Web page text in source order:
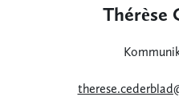
Thérèse